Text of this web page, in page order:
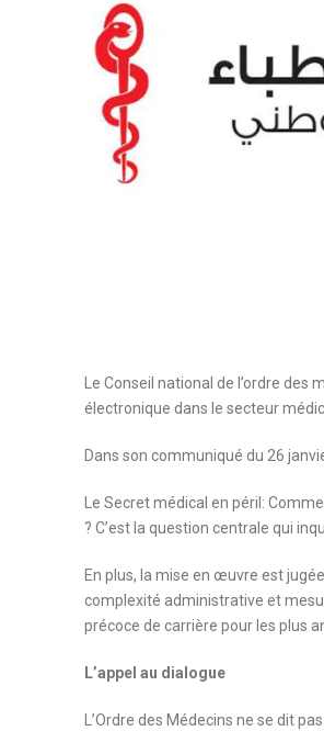
Le Conseil national de l’ordre
électronique dans le secteur
Dans son communiqué du 26
Le Secret médical en péril:
? C’est la question centrale qui
En plus, la mise en œuvre est
complexité administrative et
précoce de carrière pour les plus
L’appel au dialogue
L’Ordre des Médecins ne se dit